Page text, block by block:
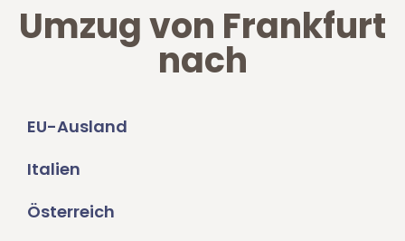
Umzug von Frankfurt
nach
EU-Ausland
Italien
Österreich